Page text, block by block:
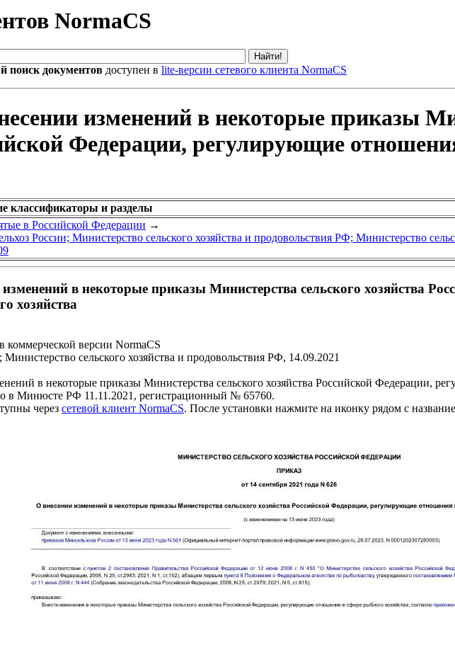
NormaCS
поиск документов доступен в lite-версии сетевого клиента NormaCS
изменений в некоторые приказы
Федерации, регулирующие
классификаторы и разделы
в Российской Федерации →
России; Министерство сельского хозяйства и продовольствия РФ; Министерство
в некоторые приказы Министерства сельского хозяйства
хозяйства
коммерческой версии NormaCS
сельского хозяйства и продовольствия РФ, 14.09.2021
в некоторые приказы Министерства сельского хозяйства Российской Федерации,
в Минюсте РФ 11.11.2021, регистрационный № 65760.
через сетевой клиент NormaCS. После установки нажмите на иконку рядом с